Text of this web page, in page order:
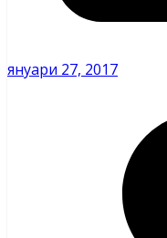
януари 27, 2017